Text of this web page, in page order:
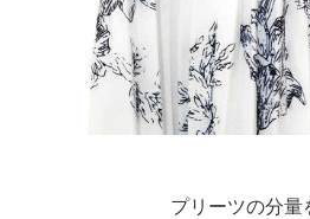
プリーツの分量